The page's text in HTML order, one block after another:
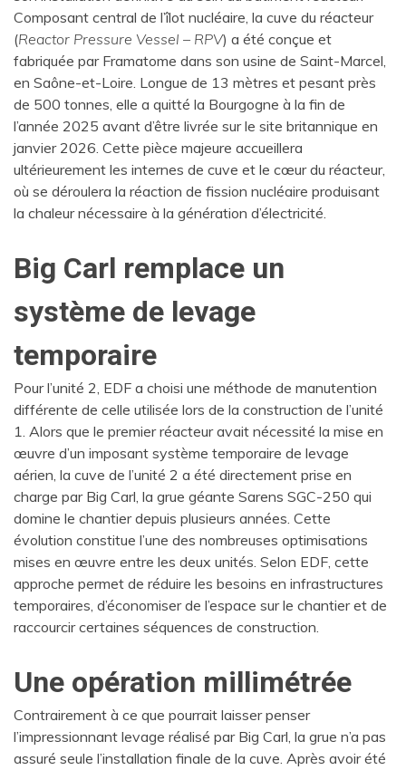
Composant central de l’îlot nucléaire, la cuve du réacteur
(Reactor Pressure Vessel – RPV) a été conçue et
fabriquée par Framatome dans son usine de Saint-Marcel,
en Saône-et-Loire. Longue de 13 mètres et pesant près
de 500 tonnes, elle a quitté la Bourgogne à la fin de
l’année 2025 avant d’être livrée sur le site britannique en
janvier 2026. Cette pièce majeure accueillera
ultérieurement les internes de cuve et le cœur du réacteur,
où se déroulera la réaction de fission nucléaire produisant
la chaleur nécessaire à la génération d’électricité.
Big Carl remplace un
système de levage
temporaire
Pour l’unité 2, EDF a choisi une méthode de manutention
différente de celle utilisée lors de la construction de l’unité
1. Alors que le premier réacteur avait nécessité la mise en
œuvre d’un imposant système temporaire de levage
aérien, la cuve de l’unité 2 a été directement prise en
charge par Big Carl, la grue géante Sarens SGC-250 qui
domine le chantier depuis plusieurs années. Cette
évolution constitue l’une des nombreuses optimisations
mises en œuvre entre les deux unités. Selon EDF, cette
approche permet de réduire les besoins en infrastructures
temporaires, d’économiser de l’espace sur le chantier et de
raccourcir certaines séquences de construction.
Une opération millimétrée
Contrairement à ce que pourrait laisser penser
l’impressionnant levage réalisé par Big Carl, la grue n’a pas
assuré seule l’installation finale de la cuve. Après avoir été